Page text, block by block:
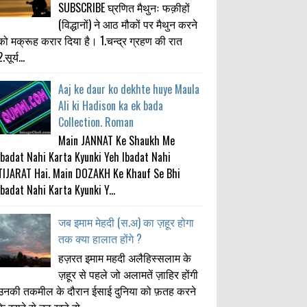
SUBSCRIBE घ्रणित मैथुनः फक़ीहों
(विद्धानों) ने आठ मौकों पर मैथुन करने
मक्रूह करार दिया है। 1.चन्द्र ग्रहण की रात
Aaj ke daur ko dekhte huye Maula
Ali ki Hadison ka ek bada
Collection. Roman
Main JANNAT Ke Shaukh Me
Nahi Karta Kyunki Yeh Ibadat Nahi
Hai. Main DOZAKH Ke Khauf Se Bhi
Nahi Karta Kyunki Y...
जब इमाम मेहदी (स.अ) का ज़हूर होगा
तक क्या हालात होंगे ?
हज़रत इमाम महदी अलैहिस्सलाम के
ज़हूर से पहले जो अलामतें ज़ाहिर होंगी
तकमील के दौरान ईसाई दुनिया को फ़तह करने